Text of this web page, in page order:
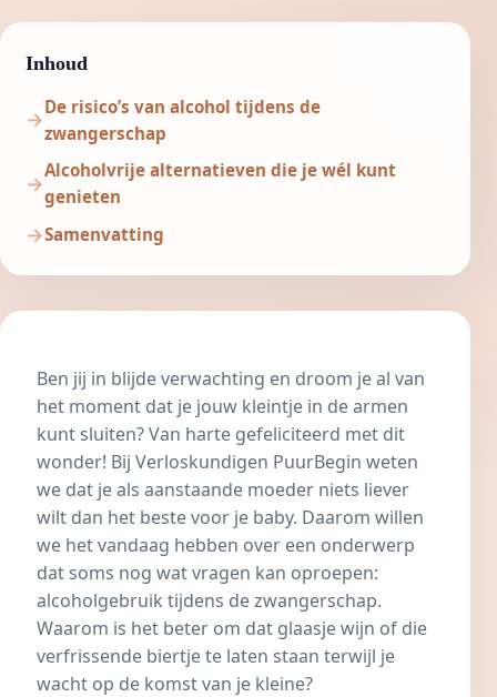
Inhoud
De risico’s van alcohol tijdens de
zwangerschap
Alcoholvrije alternatieven die je wél kunt
genieten
Samenvatting
Ben jij in blijde verwachting en droom je al van
het moment dat je jouw kleintje in de armen
kunt sluiten? Van harte gefeliciteerd met dit
wonder! Bij Verloskundigen PuurBegin weten
we dat je als aanstaande moeder niets liever
wilt dan het beste voor je baby. Daarom willen
we het vandaag hebben over een onderwerp
dat soms nog wat vragen kan oproepen:
alcoholgebruik tijdens de zwangerschap.
Waarom is het beter om dat glaasje wijn of die
verfrissende biertje te laten staan terwijl je
wacht op de komst van je kleine?